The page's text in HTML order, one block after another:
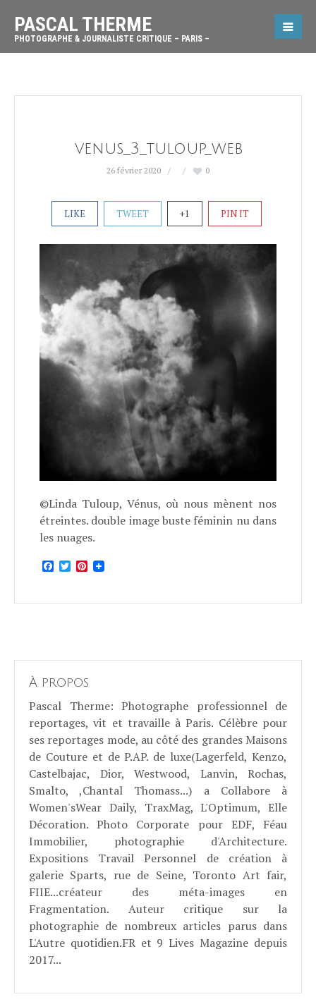
PASCAL THERME
PHOTOGRAPHE & JOURNALISTE CRITIQUE – PARIS –
venus_3_tuloup_web
26 février 2020 0
LIKE TWEET +1 PIN IT
©Linda Tuloup, Vénus, où nous mènent nos
étreintes. double image buste féminin nu dans
les nuages.
Facebook
TwitterPinterest
À propos
Pascal Therme: Photographe professionnel de
reportages, vit et travaille à Paris. Célèbre pour
ses reportages mode, au côté des grandes Maisons
de Couture et de P.AP. de luxe(Lagerfeld, Kenzo,
Castelbajac, Dior, Westwood, Lanvin, Rochas,
Smalto, ,Chantal Thomass...) a Collabore à
Women'sWear Daily, TraxMag, L'Optimum, Elle
Décoration. Photo Corporate pour EDF, Féau
Immobilier, photographie d'Architecture.
Expositions Travail Personnel de création à
galerie Sparts, rue de Seine, Toronto Art fair,
FIIE...créateur des méta-images en
Fragmentation. Auteur critique sur la
photographie de nombreux articles parus dans
L'Autre quotidien.FR et 9 Lives Magazine depuis
2017...